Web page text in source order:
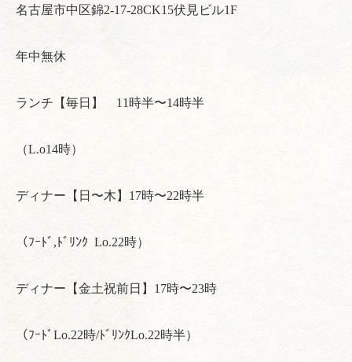
名古屋市中区錦2-17-28CK15伏見ビル1F
年中無休
ランチ【毎日】 11時半〜14時半
（L.o14時）
ディナー【日〜木】17時〜22時半
（ﾌｰﾄﾞ,ﾄﾞﾘﾝｸ Lo.22時）
ディナー【金土祝前日】17時〜23時
（ﾌｰﾄﾞLo.22時/ﾄﾞﾘﾝｸLo.22時半）